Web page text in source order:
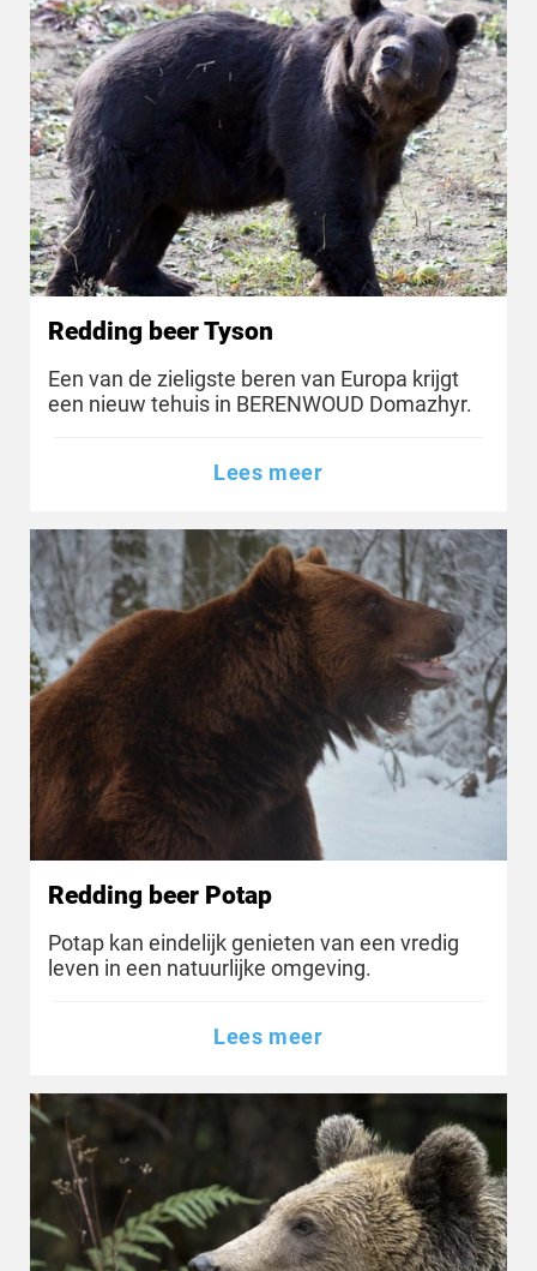
Redding beer Tyson
Een van de zieligste beren van Europa krijgt
een nieuw tehuis in BERENWOUD Domazhyr.
Lees meer
Redding beer Potap
Potap kan eindelijk genieten van een vredig
leven in een natuurlijke omgeving.
Lees meer